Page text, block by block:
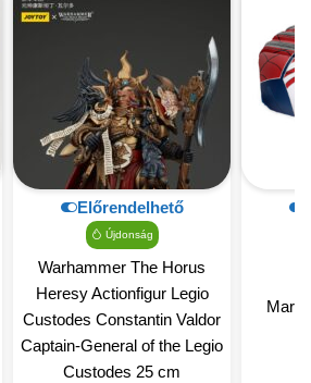
Előrendelhető
Újdonság
Warhammer The Horus
Heresy Actionfigur Legio
Custodes Constantin Valdor
Captain-General of the Legio
Custodes 25 cm